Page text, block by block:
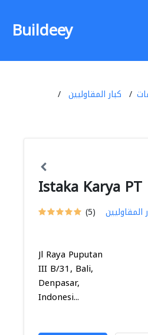
Buildeey
كبار المقاوليين
Istaka Karya PT
(5) المقاوليين
Jl Raya Puputan
III B/31, Bali,
Denpasar,
Indonesi...